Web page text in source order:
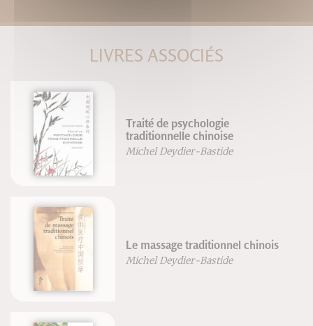
LIVRES ASSOCIÉS
Traité de psychologie
traditionnelle chinoise
Michel Deydier-Bastide
Le massage traditionnel chinois
Michel Deydier-Bastide